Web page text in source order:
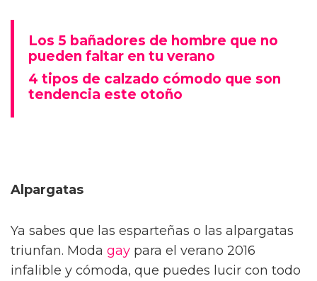
Los 5 bañadores de hombre que no
pueden faltar en tu verano
4 tipos de calzado cómodo que son
tendencia este otoño
Alpargatas
Ya sabes que las esparteñas o las alpargatas
triunfan. Moda gay para el verano 2016
infalible y cómoda, que puedes lucir con todo